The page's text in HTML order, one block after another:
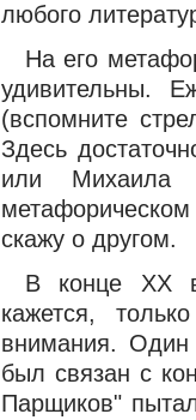
любого
На его
удивительны.
(вспомните
Здесь
или Михаила
скажу о другом.
В конце ХХ
кажется,
внимания. Один
был связан с
Парщиков"